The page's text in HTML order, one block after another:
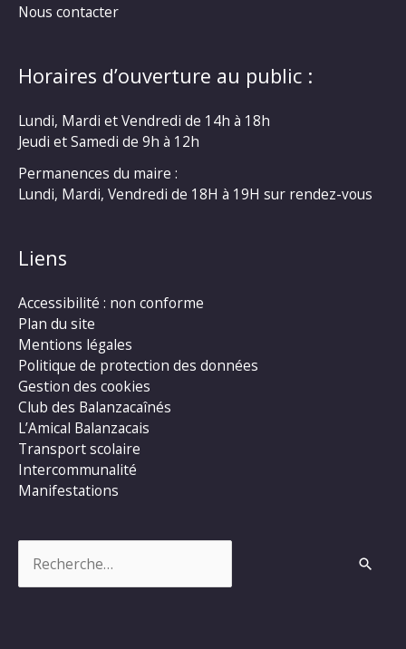
Nous contacter
Horaires d’ouverture au public :
Lundi, Mardi et Vendredi de 14h à 18h
Jeudi et Samedi de 9h à 12h
Permanences du maire :
Lundi, Mardi, Vendredi de 18H à 19H sur rendez-vous
Liens
Accessibilité : non conforme
Plan du site
Mentions légales
Politique de protection des données
Gestion des cookies
Club des Balanzacaînés
L’Amical Balanzacais
Transport scolaire
Intercommunalité
Manifestations